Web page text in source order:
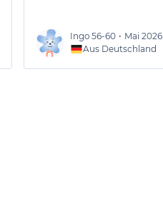
Ingo 56-60 • Mai 2026
Aus Deutschland